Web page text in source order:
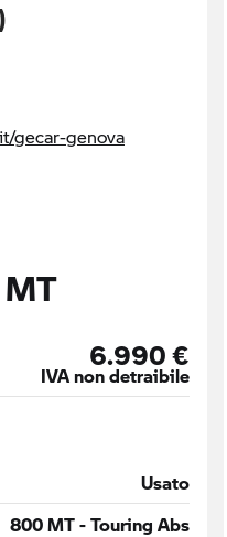
gecar-genova
6.990 €
IVA non detraibile
Usato
800 MT - Touring Abs